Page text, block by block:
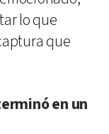
lo que
que
en un